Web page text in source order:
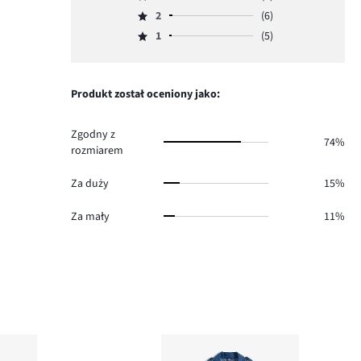
głosów
ilość
głosów
3,
ilość
Ocena
2,
6.
2
(6)
Ocena
głosów
1 (5)
Produkt został oceniony jako:
Zgodny z
rozmiarem
74%
Za duży 15%
Za mały 11%